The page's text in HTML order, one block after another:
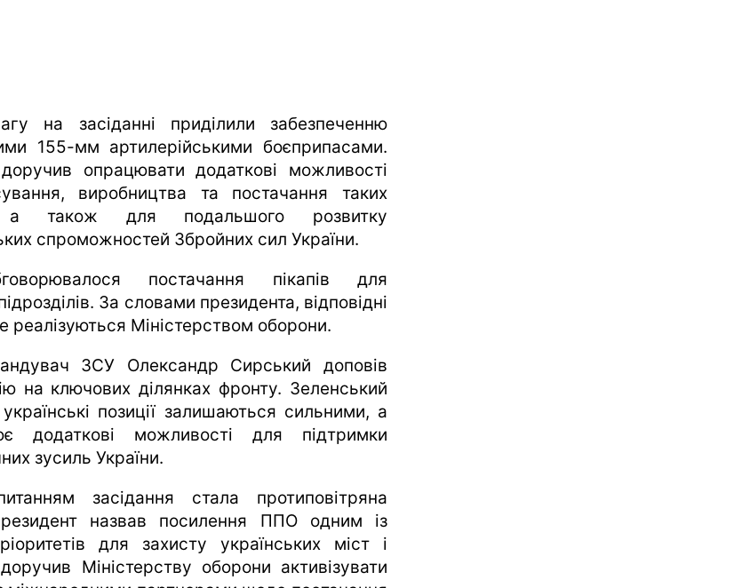
на засіданні приділили забезпеченню
155-мм артилерійськими боєприпасами.
опрацювати додаткові можливості
виробництва та постачання таких
а також для подальшого розвитку
спроможностей Збройних сил України.
постачання пікапів для
За словами президента, відповідні
реалізуються Міністерством оборони.
ЗСУ Олександр Сирський доповів
на ключових ділянках фронту. Зеленський
позиції залишаються сильними, а
додаткові можливості для підтримки
зусиль України.
засідання стала протиповітряна
назвав посилення ППО одним із
для захисту українських міст і
Міністерству оборони активізувати